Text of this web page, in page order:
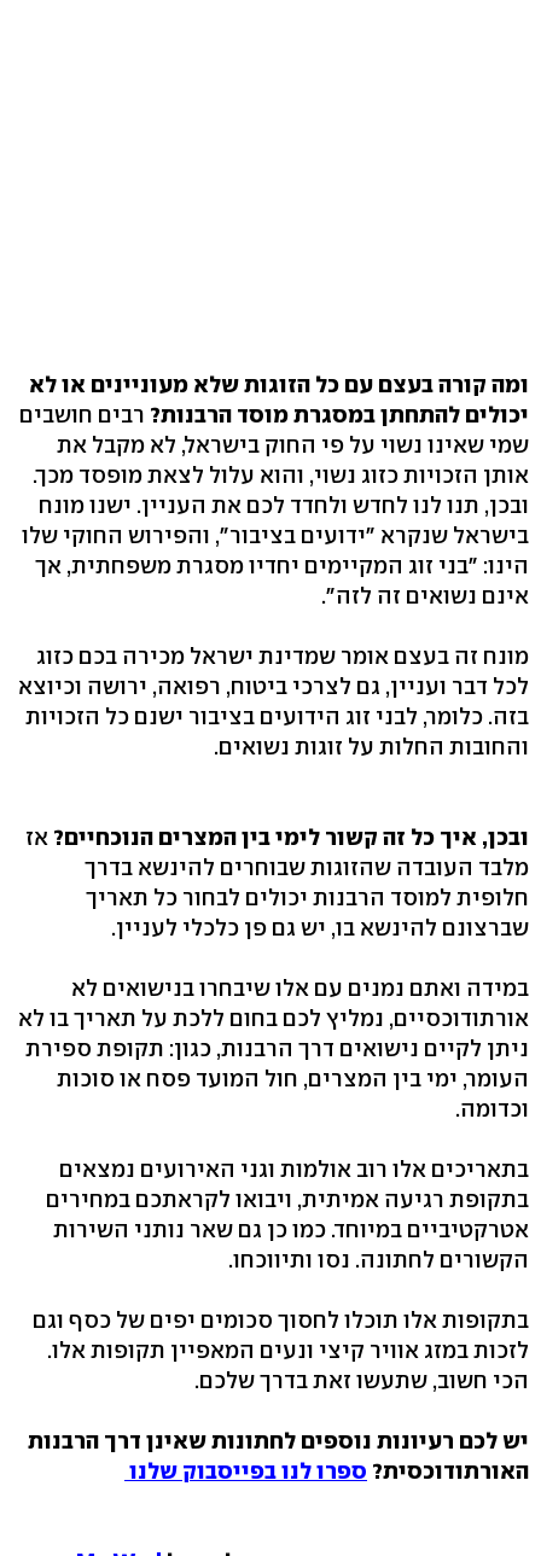
ומה קורה בעצם עם כל הזוגות שלא מעוניינים או לא
יכולים להתחתן במסגרת מוסד הרבנות? רבים חושבים
שמי שאינו נשוי על פי החוק בישראל, לא מקבל את
אותן הזכויות כזוג נשוי, והוא עלול לצאת מופסד מכך.
ובכן, תנו לנו לחדש ולחדד לכם את העניין. ישנו מונח
בישראל שנקרא "ידועים בציבור", והפירוש החוקי שלו
הינו: "בני זוג המקיימים יחדיו מסגרת משפחתית, אך
אינם נשואים זה לזה".
מונח זה בעצם אומר שמדינת ישראל מכירה בכם כזוג
לכל דבר ועניין, גם לצרכי ביטוח, רפואה, ירושה וכיוצא
בזה. כלומר, לבני זוג הידועים בציבור ישנם כל הזכויות
והחובות החלות על זוגות נשואים.
ובכן, איך כל זה קשור לימי בין המצרים הנוכחיים? אז
מלבד העובדה שהזוגות שבוחרים להינשא בדרך
חלופית למוסד הרבנות יכולים לבחור כל תאריך
שברצונם להינשא בו, יש גם פן כלכלי לעניין.
במידה ואתם נמנים עם אלו שיבחרו בנישואים לא
אורתודוכסיים, נמליץ לכם בחום ללכת על תאריך בו לא
ניתן לקיים נישואים דרך הרבנות, כגון: תקופת ספירת
העומר, ימי בין המצרים, חול המועד פסח או סוכות
וכדומה.
בתאריכים אלו רוב אולמות וגני האירועים נמצאים
בתקופת רגיעה אמיתית, ויבואו לקראתכם במחירים
אטרקטיביים במיוחד. כמו כן גם שאר נותני השירות
הקשורים לחתונה. נסו ותיווכחו.
בתקופות אלו תוכלו לחסוך סכומים יפים של כסף וגם
לזכות במזג אוויר קיצי ונעים המאפיין תקופות אלו.
הכי חשוב, שתעשו זאת בדרך שלכם.
יש לכם רעיונות נוספים לחתונות שאינן דרך הרבנות
האורתודוכסית? ספרו לנו בפייסבוק שלנו